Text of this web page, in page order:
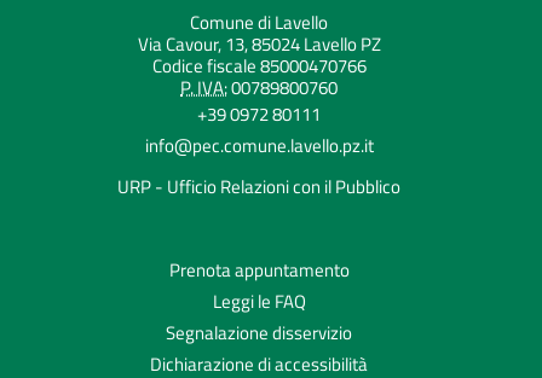
Comune di Lavello
Via Cavour, 13, 85024 Lavello PZ
Codice fiscale 85000470766
P. IVA:00789800760
+39 0972 80111
info@pec.comune.lavello.pz.it
URP - Ufficio Relazioni con il Pubblico
Prenota appuntamento
Leggi le FAQ
Segnalazione disservizio
Dichiarazione di accessibilità